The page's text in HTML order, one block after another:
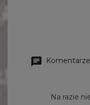
Na razie